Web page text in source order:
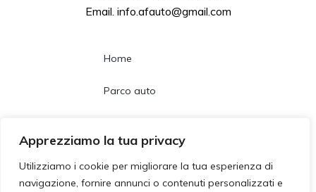
Apprezziamo la tua privacy
Utilizziamo i cookie per migliorare la tua esperienza di
navigazione, fornire annunci o contenuti personalizzati e
Email. info.afauto@gmail.com
Home
Parco auto
Contatti